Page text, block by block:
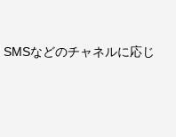
SMSなどのチャネルに応じ